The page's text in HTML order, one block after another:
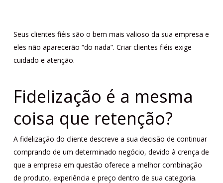
Seus clientes fiéis são o bem mais valioso da sua empresa e
eles não aparecerão “do nada”. Criar clientes fiéis exige
cuidado e atenção.
Fidelização é a mesma
coisa que retenção?
A fidelização do cliente descreve a sua decisão de continuar
comprando de um determinado negócio, devido à crença de
que a empresa em questão oferece a melhor combinação
de produto, experiência e preço dentro de sua categoria.